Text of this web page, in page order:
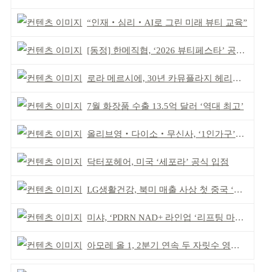
“인재‧심리‧AI로 그린 미래 뷰티 교육”
[동정] 한메직협, ‘2026 뷰티페스타’ 공동 주최
로라 메르시에, 30년 카뮤플라지 헤리티지 담아
7월 화장품 수출 13.5억 달러 ‘역대 최고’
올리브영‧다이소‧무신사, ‘1인가구’가 이끈다
닥터포헤어, 미국 ‘세포라’ 공식 입점
LG생활건강, 북미 매출 사상 첫 중국 ‘추월’
미샤, ‘PDRN NAD+ 라인업 ‘리프팅 마스크’ 출시
아모레 올 1, 2분기 연속 두 자릿수 영업이익률 기록